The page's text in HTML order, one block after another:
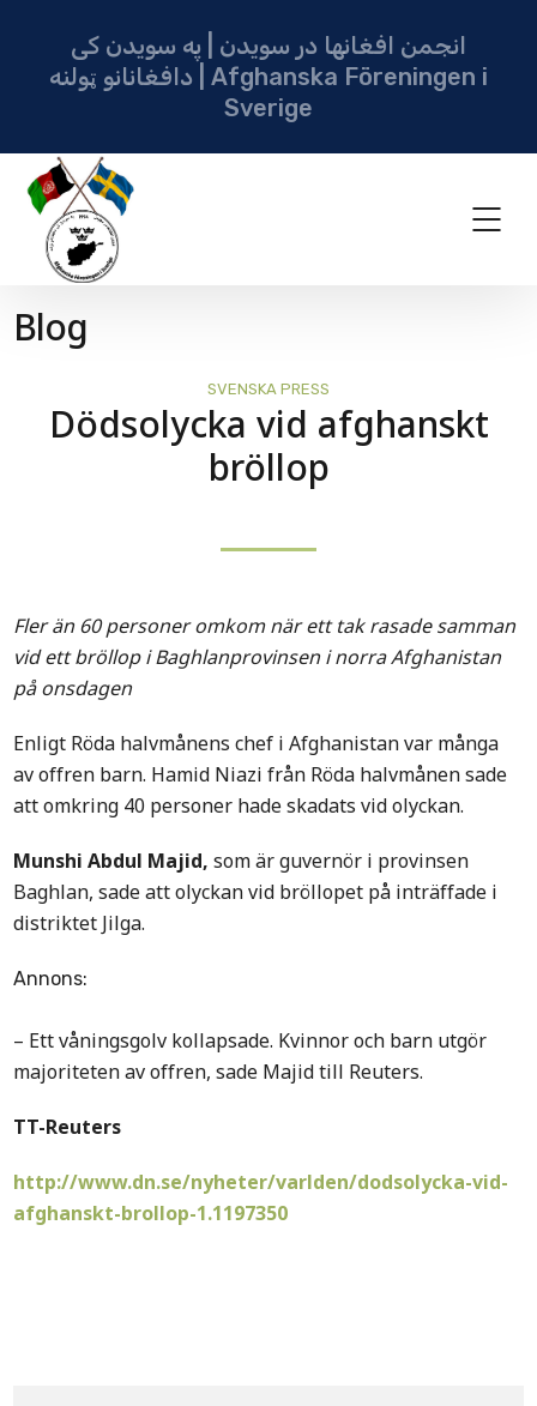
انجمن افغانها در سویدن | په سویدن کی
دافغانانو ټولنه | Afghanska Föreningen i
Sverige
Blog
SVENSKA PRESS
Dödsolycka vid afghanskt
bröllop
Fler än 60 personer omkom när ett tak rasade samman
vid ett bröllop i Baghlanprovinsen i norra Afghanistan
på onsdagen
Enligt Röda halvmånens chef i Afghanistan var många
av offren barn. Hamid Niazi från Röda halvmånen sade
att omkring 40 personer hade skadats vid olyckan.
Munshi Abdul Majid,som är guvernör i provinsen
Baghlan, sade att olyckan vid bröllopet på inträffade i
distriktet Jilga.
Annons:
– Ett våningsgolv kollapsade. Kvinnor och barn utgör
majoriteten av offren, sade Majid till Reuters.
TT-Reuters
http://www.dn.se/nyheter/varlden/dodsolycka-vid-
afghanskt-brollop-1.1197350